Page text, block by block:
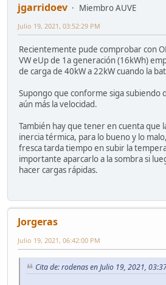
jgarridoev
Miembro AUVE
Julio 19, 2021, 03:52:29 PM
Recientemente pude comprobar con
VW eUp de 1a generación (16kWh)
de carga de 40kW a 22kW cuando la
Supongo que conforme siga subiendo
aún más la velocidad.
También hay que tener en cuenta que
inercia térmica, para lo bueno y lo
fresca tarda tiempo en subir la
importante aparcarlo a la sombra si
hacer cargas rápidas.
Jorgeras
Julio 19, 2021, 06:42:00 PM
Cita de: rodenas en Julio 19, 2021,